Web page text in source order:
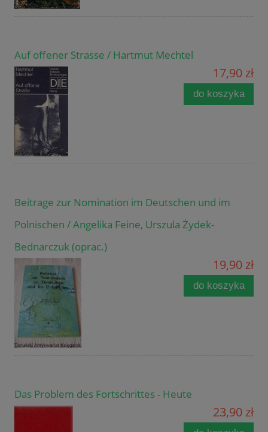
Auf offener Strasse / Hartmut Mechtel
17,90 zł
do koszyka
Beitrage zur Nomination im Deutschen und im
Polnischen / Angelika Feine, Urszula Żydek-
Bednarczuk (oprac.)
19,90 zł
do koszyka
Das Problem des Fortschrittes - Heute
23,90 zł